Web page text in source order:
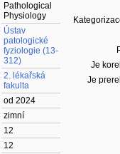
Pathological
Physiology
Ústav
patologické
fyziologie (13-
312)
2. lékařská
fakulta
od 2024
zimní
12
12
Je
Je